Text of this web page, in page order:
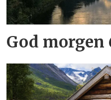
God morgen